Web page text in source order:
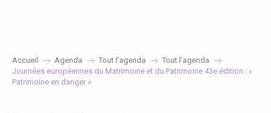
Accueil Agenda Tout l’agenda
Tout l’agenda
Journées européennes du Matrimoine et du Patrimoine 43e édition : «
Patrimoine en danger »